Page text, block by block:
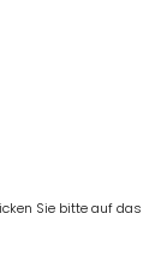
Sie bitte auf das